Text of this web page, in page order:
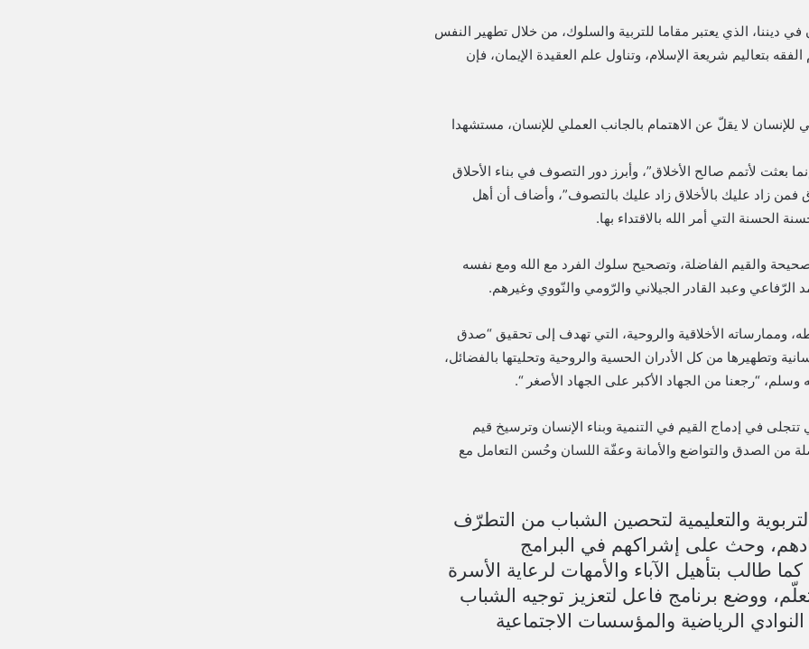
ديننا، الذي يعتبر مقاما للتربية والسلوك، من خلال تطهير النفس
بتعاليم شريعة الإسلام، وتناول علم العقيدة الإيمان، فإن
للإنسان لا يقلّ عن الاهتمام بالجانب العملي للإنسان، مستشهدا
لأتمم صالح الأخلاق”، وأبرز دور التصوف في بناء الأحلاق
زاد عليك بالأخلاق زاد عليك بالتصوف”، وأضاف أن أهل
التي أمر الله بالاقتداء بها.
والقيم الفاضلة، وتصحيح سلوك الفرد مع الله ومع نفسه
وعبد القادر الجيلاني والرّومي والنّووي وغيرهم.
وممارساته الأخلاقية والروحية، التي تهدف إلى تحقيق “صدق
وتطهيرها من كل الأدران الحسية والروحية وتحليتها بالفضائل،
“رجعنا من الجهاد الأكبر على الجهاد الأصغر “.
في إدماج القيم في التنمية وبناء الإنسان وترسيخ قيم
من الصدق والتواضع والأمانة وعفّة اللسان وحُسن التعامل مع
والتعليمية لتحصين الشباب من التطرّف
وحث على إشراكهم في البرامج
طالب بتأهيل الآباء والأمهات لرعاية الأسرة
ووضع برنامج فاعل لتعزيز توجيه الشباب
الرياضية والمؤسسات الاجتماعية